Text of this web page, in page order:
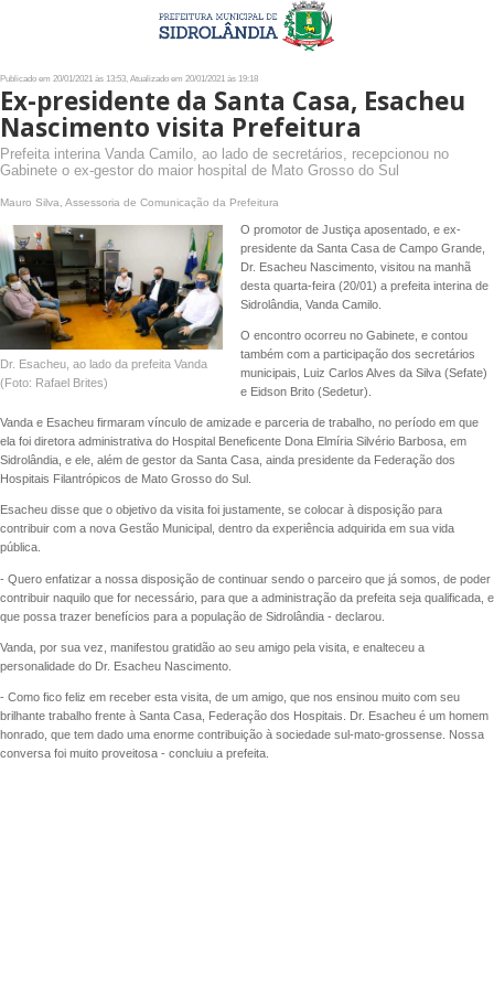
Publicado em 20/01/2021 às 13:53, Atualizado em 20/01/2021 às 19:18
Ex-presidente da Santa Casa, Esacheu
Nascimento visita Prefeitura
Prefeita interina Vanda Camilo, ao lado de secretários, recepcionou no
Gabinete o ex-gestor do maior hospital de Mato Grosso do Sul
Mauro Silva, Assessoria de Comunicação da Prefeitura
Dr. Esacheu, ao lado da prefeita Vanda
(Foto: Rafael Brites)
O promotor de Justiça aposentado, e ex-
presidente da Santa Casa de Campo Grande,
Dr. Esacheu Nascimento, visitou na manhã
desta quarta-feira (20/01) a prefeita interina de
Sidrolândia, Vanda Camilo.
O encontro ocorreu no Gabinete, e contou
também com a participação dos secretários
municipais, Luiz Carlos Alves da Silva (Sefate)
e Eidson Brito (Sedetur).
Vanda e Esacheu firmaram vínculo de amizade e parceria de trabalho, no período em que
ela foi diretora administrativa do Hospital Beneficente Dona Elmíria Silvério Barbosa, em
Sidrolândia, e ele, além de gestor da Santa Casa, ainda presidente da Federação dos
Hospitais Filantrópicos de Mato Grosso do Sul.
Esacheu disse que o objetivo da visita foi justamente, se colocar à disposição para
contribuir com a nova Gestão Municipal, dentro da experiência adquirida em sua vida
pública.
- Quero enfatizar a nossa disposição de continuar sendo o parceiro que já somos, de poder
contribuir naquilo que for necessário, para que a administração da prefeita seja qualificada, e
que possa trazer benefícios para a população de Sidrolândia - declarou.
Vanda, por sua vez, manifestou gratidão ao seu amigo pela visita, e enalteceu a
personalidade do Dr. Esacheu Nascimento.
- Como fico feliz em receber esta visita, de um amigo, que nos ensinou muito com seu
brilhante trabalho frente à Santa Casa, Federação dos Hospitais. Dr. Esacheu é um homem
honrado, que tem dado uma enorme contribuição à sociedade sul-mato-grossense. Nossa
conversa foi muito proveitosa - concluiu a prefeita.